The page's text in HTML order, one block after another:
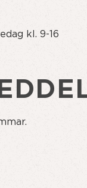
kl. 9-16